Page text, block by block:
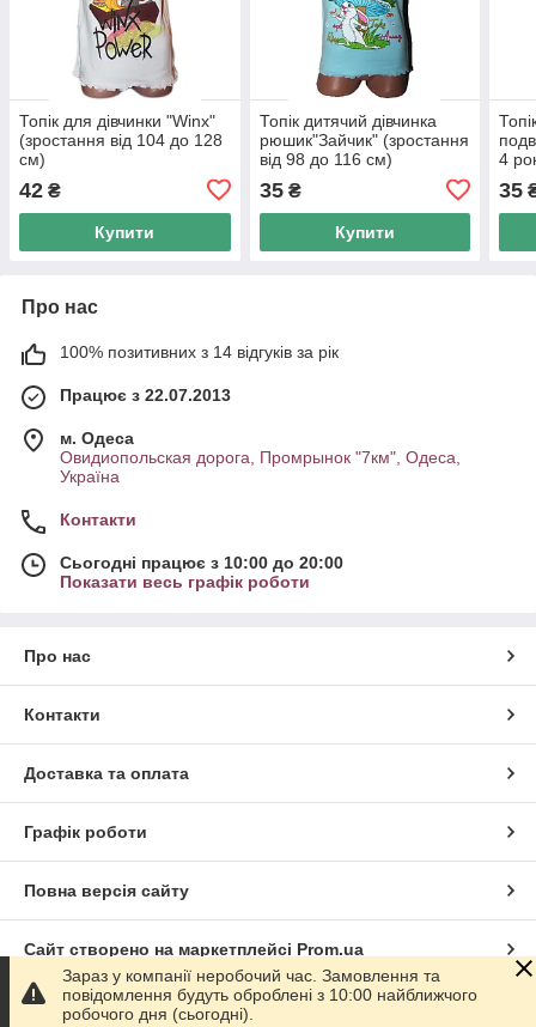
Топік для дівчинки "Winx"
(зростання від 104 до 128
см)
42 ₴
Купити
Топік дитячий дівчинка
рюшик"Зайчик" (зростання
від 98 до 116 см)
35₴
Купити
4
35
Про нас
100% позитивних з 14 відгуків за рік
Працює з 22.07.2013
м. Одеса
Овидиопольская дорога, Промрынок "7км", Одеса,
Україна
Контакти
Сьогодні працює з 10:00 до 20:00
Показати весь графік роботи
Про нас
Контакти
Доставка та оплата
Графік роботи
Повна версія сайту
Сайт створено на маркетплейсі Prom.ua
Політика конфіденційності
Зараз у компанії неробочий час. Замовлення та
повідомлення будуть оброблені з 10:00 найближчого
робочого дня (сьогодні).